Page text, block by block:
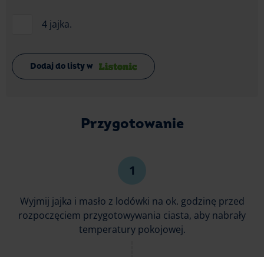
4 jajka.
Dodaj do listy w
Przygotowanie
Wyjmij jajka i masło z lodówki na ok. godzinę przed
rozpoczęciem przygotowywania ciasta, aby nabrały
temperatury pokojowej.